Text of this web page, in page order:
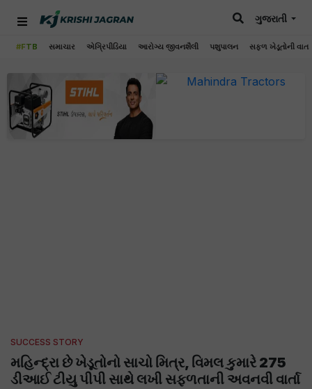
#FTB સમાચાર એગ્રિપીડિયા આરોગ્ય જીવનશૈલી પશુપાલન સફળ ખેડૂતોની વાત
ગુજરાતી
SUCCESS STORY
મહિન્દ્રા છે ખેડૂતોનો સાચો મિત્ર, વિમલ કુમારે 275
ડીઆઈ ટીયુ પીપી સાથે લખી સફળતાની અવનવી વાર્તા